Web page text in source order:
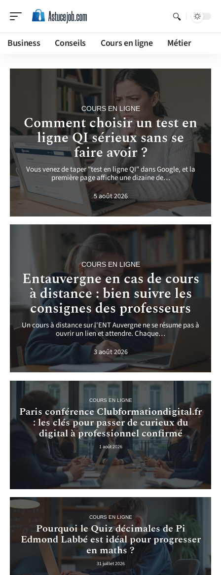
Business Conseils Cours en ligne Métier
COURS EN LIGNE
Comment choisir un test en
ligne QI sérieux sans se
faire avoir ?
Vous venez de taper "test en ligne QI" dans Google, et la
première page affiche une dizaine de…
5 août 2026
COURS EN LIGNE
Entauvergne en cas de cours
à distance : bien suivre les
consignes des professeurs
Un cours à distance sur l'ENT Auvergne ne se résume pas à
ouvrir un lien et attendre. Chaque…
3 août 2026
COURS EN LIGNE
Paris conférence Clubformationdigital.fr
: les clés pour passer de curieux du
digital à professionnel confirmé
1 août 2026
COURS EN LIGNE
Pourquoi le Quiz décimales de Pi
Edmond Labbé est idéal pour progresser
en maths ?
31 juillet 2026